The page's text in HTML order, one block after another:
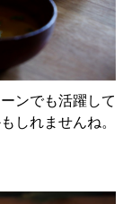
ンでも活躍して
しれませんね。